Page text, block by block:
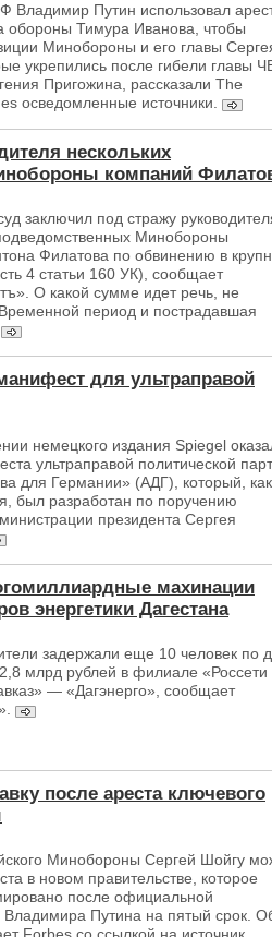
Владимир Путин использовал
обороны Тимура Иванова, чтобы
Минобороны и его главы
укрепились после гибели главы
Пригожина, рассказали The
осведомленные источники.
нескольких
компаний
заключил под стражу
Минобороны
Филатова по обвинению в
4 статьи 160 УК), сообщает
О какой сумме идет речь, не
период и пострадавшая
для ультраправой
немецкого издания Spiegel
ультраправой политической
для Германии» (АДГ), который, как
был разработан по поручению
президента Сергея
махинации
энергетики Дагестана
задержали еще 10 человек по
млрд рублей в филиале «Россети
— «Дагэнерго», сообщает
после ареста ключевого
Минобороны Сергей Шойгу
в новом правительстве, которое
после официальной
Владимира Путина на пятый срок.